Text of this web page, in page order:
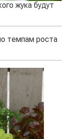
жука будут
темпам роста